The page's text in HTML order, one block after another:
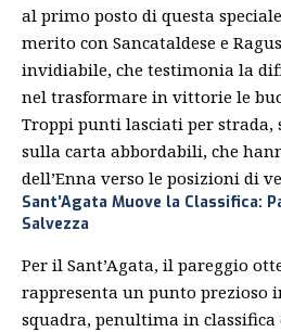
al primo posto di questa
merito con Sancataldese e
invidiabile, che testimonia la
nel trasformare in vittorie le
Troppi punti lasciati per
sulla carta abbordabili, che
dell’Enna verso le posizioni di
Sant’Agata Muove la Classifica:
Salvezza
Per il Sant’Agata, il pareggio
rappresenta un punto prezioso
squadra, penultima in classifica